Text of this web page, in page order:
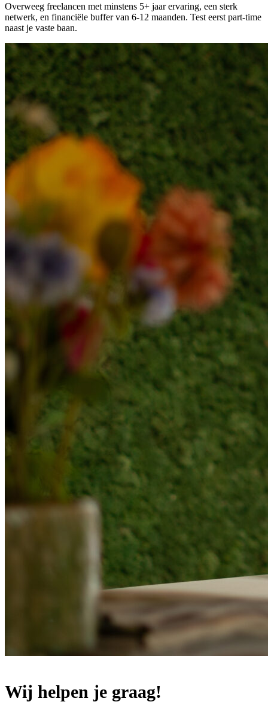
Overweeg freelancen met minstens 5+ jaar ervaring, een sterk
netwerk, en financiële buffer van 6-12 maanden. Test eerst part-time
naast je vaste baan.
Wij helpen je graag!